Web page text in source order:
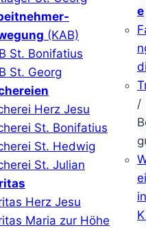
(KAB)
St. Bonifatius
St. Georg
Herz Jesu
St. Bonifatius
St. Hedwig
St. Julian
Herz Jesu
Maria zur Höhe
e
/